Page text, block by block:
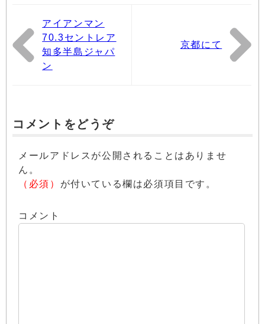
アイアンマン
70.3セントレア
知多半島ジャパ
ン
京都にて
コメントをどうぞ
メールアドレスが公開されることはありませ
ん。
（必須） が付いている欄は必須項目です。
コメント